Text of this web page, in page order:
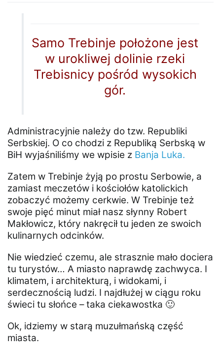
Samo Trebinje położone jest
w urokliwej dolinie rzeki
Trebisnicy pośród wysokich
gór.
Administracyjnie należy do tzw. Republiki
Serbskiej. O co chodzi z Republiką Serbską w
BiH wyjaśniliśmy we wpisie z Banja Luka.
Zatem w Trebinje żyją po prostu Serbowie, a
zamiast meczetów i kościołów katolickich
zobaczyć możemy cerkwie. W Trebinje też
swoje pięć minut miał nasz słynny Robert
Makłowicz, który nakręcił tu jeden ze swoich
kulinarnych odcinków.
Nie wiedzieć czemu, ale strasznie mało dociera
tu turystów… A miasto naprawdę zachwyca. I
klimatem, i architekturą, i widokami, i
serdecznością ludzi. I najdłużej w ciągu roku
świeci tu słońce – taka ciekawostka 🙂
Ok, idziemy w starą muzułmańską część
miasta.